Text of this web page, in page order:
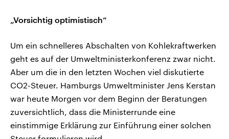
„Vorsichtig optimistisch“
Um ein schnelleres Abschalten von Kohlekraftwerken
geht es auf der Umweltministerkonferenz zwar nicht.
Aber um die in den letzten Wochen viel diskutierte
CO2-Steuer. Hamburgs Umweltminister Jens Kerstan
war heute Morgen vor dem Beginn der Beratungen
zuversichtlich, dass die Ministerrunde eine
einstimmige Erklärung zur Einführung einer solchen